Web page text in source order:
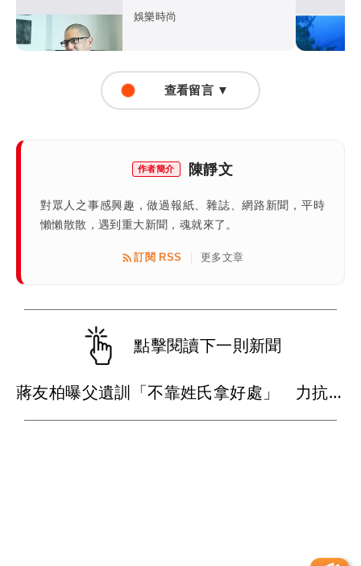
50歲魔咒
娛樂時尚
查看留言 ▼
作者簡介 陳靜文
對眾人之事感興趣，做過報紙、雜誌、網路新聞，平時
懶懶散散，遇到重大新聞，魂就來了。
訂閱 RSS 更多文章
點擊閱讀下一則新聞
蔣友柏曝父遺訓「不靠姓氏拿好處」 力抗家族活不過50歲魔咒